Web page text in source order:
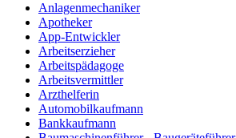
Anlagenmechaniker
Apotheker
App-Entwickler
Arbeitserzieher
Arbeitspädagoge
Arbeitsvermittler
Arzthelferin
Automobilkaufmann
Bankkaufmann